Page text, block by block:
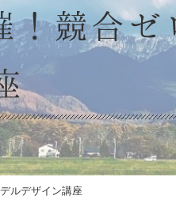
！競合
ルデザイン講座